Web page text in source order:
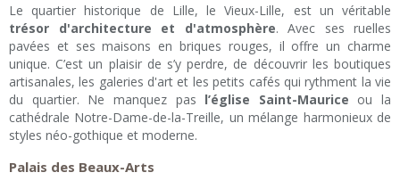
Le quartier historique de Lille, le Vieux-Lille, est un véritable
trésor d'architecture et d'atmosphère. Avec ses ruelles
pavées et ses maisons en briques rouges, il offre un charme
unique. C’est un plaisir de s’y perdre, de découvrir les boutiques
artisanales, les galeries d'art et les petits cafés qui rythment la vie
du quartier. Ne manquez pas l’église Saint-Maurice ou la
cathédrale Notre-Dame-de-la-Treille, un mélange harmonieux de
styles néo-gothique et moderne.
Palais des Beaux-Arts